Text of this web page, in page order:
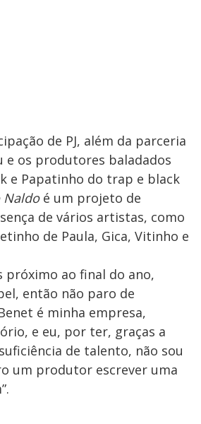
de PJ, além da parceria
e os produtores baladados
e Papatinho do trap e black
Naldoé um projeto de
de vários artistas, como
de Paula, Gica, Vitinho e
próximo ao final do ano,
então não paro de
é minha empresa,
e eu, por ter, graças a
de talento, não sou
um produtor escrever uma